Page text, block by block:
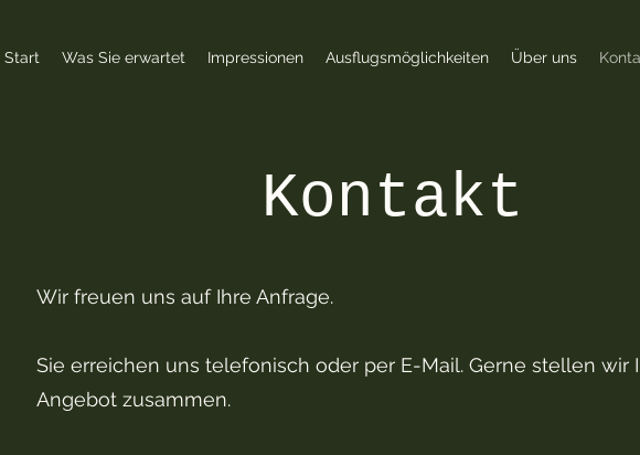
Start Was Sie erwartet Impressionen Ausflugsmöglichkeiten Über uns
Kontakt
Wir freuen uns auf Ihre Anfrage.
Sie erreichen uns telefonisch oder per E-Mail. Gerne stellen wir
Angebot zusammen.